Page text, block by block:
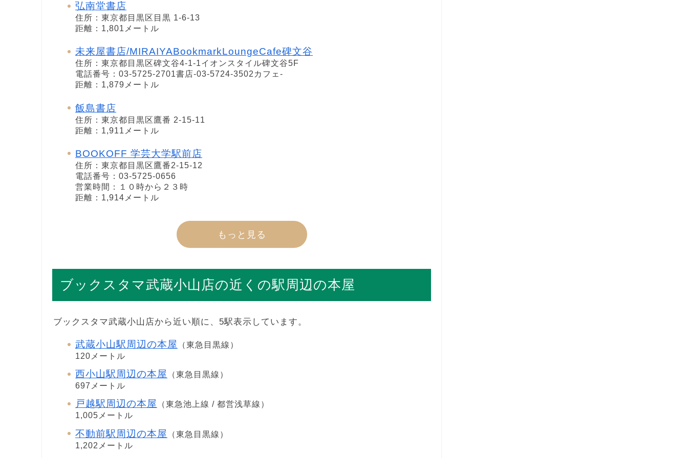
弘南堂書店
住所：東京都目黒区目黒 1-6-13
距離：1,801メートル
未来屋書店/MIRAIYABookmarkLoungeCafe碑文谷
住所：東京都目黒区碑文谷4-1-1イオンスタイル碑文谷5F
電話番号：03-5725-2701書店-03-5724-3502カフェ-
距離：1,879メートル
飯島書店
住所：東京都目黒区鷹番 2-15-11
距離：1,911メートル
BOOKOFF 学芸大学駅前店
住所：東京都目黒区鷹番2-15-12
電話番号：03-5725-0656
営業時間：１０時から２３時
距離：1,914メートル
もっと見る
ブックスタマ武蔵小山店の近くの駅周辺の本屋
ブックスタマ武蔵小山店から近い順に、5駅表示しています。
武蔵小山駅周辺の本屋
（東急目黒線）
120メートル
西小山駅周辺の本屋
（東急目黒線）
697メートル
戸越駅周辺の本屋
（東急池上線 / 都営浅草線）
1,005メートル
不動前駅周辺の本屋
（東急目黒線）
1,202メートル